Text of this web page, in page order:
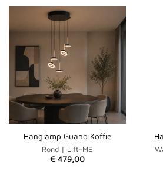
Hanglamp Guano Koffie
Rond | Lift-ME
€ 479,00